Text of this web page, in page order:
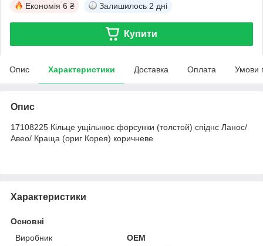
Економія 6 ₴ Залишилось 2 дні
Купити
Опис Характеристики Доставка Оплата Умови
Опис
17108225 Кільце ущільнює форсунки (толстой) спіднє Ланос/
Авео/ Краща (ориг Корея) коричневе
Характеристики
Основні
Виробник
OEM